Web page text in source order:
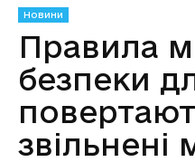
Новини
Правила
безпеки
звільнені